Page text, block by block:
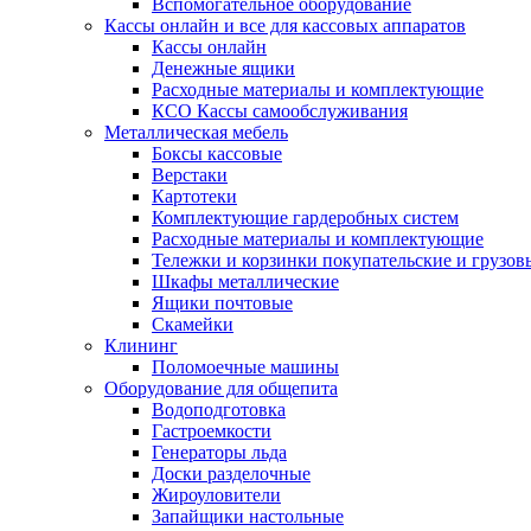
Вспомогательное оборудование
Кассы онлайн и все для кассовых аппаратов
Кассы онлайн
Денежные ящики
Расходные материалы и комплектующие
КСО Кассы самообслуживания
Металлическая мебель
Боксы кассовые
Верстаки
Картотеки
Комплектующие гардеробных систем
Расходные материалы и комплектующие
Тележки и корзинки покупательские и
Шкафы металлические
Ящики почтовые
Скамейки
Клининг
Поломоечные машины
Оборудование для общепита
Водоподготовка
Гастроемкости
Генераторы льда
Доски разделочные
Жироуловители
Запайщики настольные